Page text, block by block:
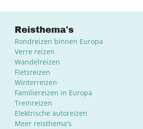
Reisthema's
Rondreizen binnen Europa
Verre reizen
Wandelreizen
Fietsreizen
Winterreizen
Familiereizen in Europa
Treinreizen
Elektrische autoreizen
Meer reisthema's